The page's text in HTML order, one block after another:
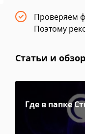
Проверяем
Поэтому
Статьи и
Где в папке